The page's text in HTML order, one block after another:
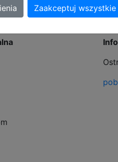
Zaakceptuj wszystkie